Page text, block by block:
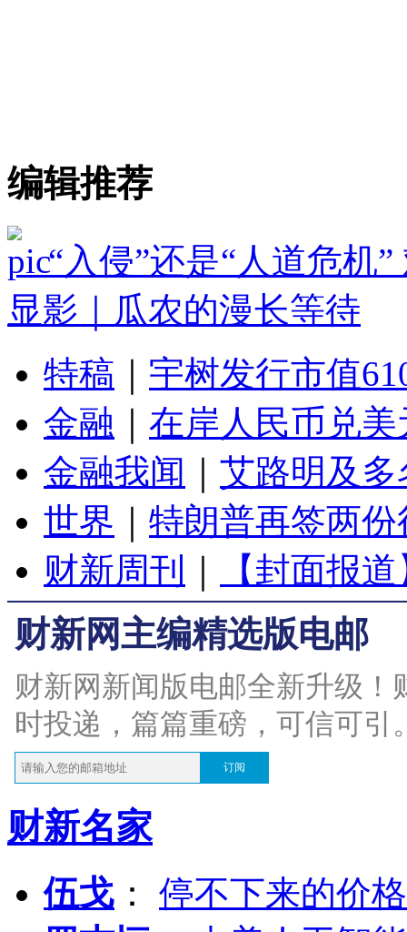
编辑推荐
“入侵”还是“人道危机
显影｜瓜农的漫长等待
特稿
宇树发行市值
金融
在岸人民币兑
金融我闻
艾路明及
世界
特朗普再签两
财新周刊
【封面报
财新网主编精选版电邮
财新网新闻版电邮全新升级
时投递，篇篇重磅，可信可引
订阅
财新名家
伍戈 ： 停不下来的价